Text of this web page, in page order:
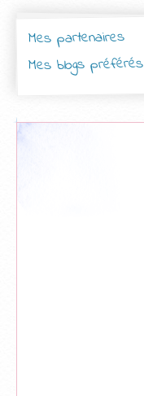
Mes partenaires
Mes blogs préférés